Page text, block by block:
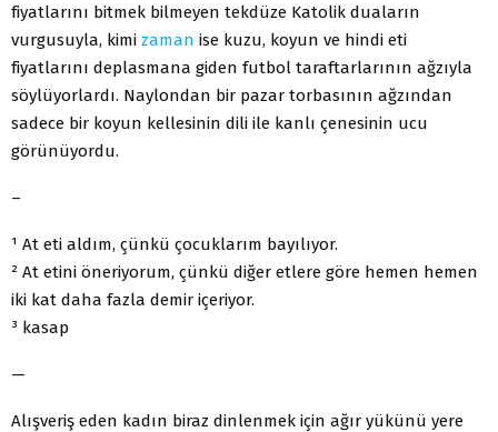
fiyatlarını bitmek bilmeyen tekdüze Katolik duaların
vurgusuyla, kimi zaman ise kuzu, koyun ve hindi eti
fiyatlarını deplasmana giden futbol taraftarlarının ağzıyla
söylüyorlardı. Naylondan bir pazar torbasının ağzından
sadece bir koyun kellesinin dili ile kanlı çenesinin ucu
görünüyordu.
–
¹ At eti aldım, çünkü çocuklarım bayılıyor.
² At etini öneriyorum, çünkü diğer etlere göre hemen hemen
iki kat daha fazla demir içeriyor.
³ kasap
—
Alışveriş eden kadın biraz dinlenmek için ağır yükünü yere